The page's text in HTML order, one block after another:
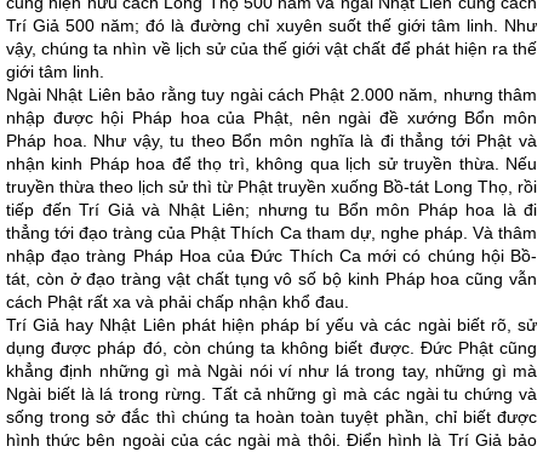
Trí Giả 500 năm; đó là đường chỉ xuyên suốt thế giới tâm linh. Như
vậy, chúng ta nhìn về lịch sử của thế giới vật chất để phát hiện ra thế
giới tâm linh.
Ngài Nhật Liên bảo rằng tuy ngài cách Phật 2.000 năm, nhưng thâm
nhập được hội Pháp hoa của Phật, nên ngài đề xướng Bổn môn
Pháp hoa. Như vậy, tu theo Bổn môn nghĩa là đi thẳng tới Phật và
nhận kinh Pháp hoa để thọ trì, không qua lịch sử truyền thừa. Nếu
truyền thừa theo lịch sử thì từ Phật truyền xuống Bồ-tát Long Thọ, rồi
tiếp đến Trí Giả và Nhật Liên; nhưng tu Bổn môn Pháp hoa là đi
thẳng tới đạo tràng của Phật Thích Ca tham dự, nghe pháp. Và thâm
nhập đạo tràng Pháp Hoa của Đức Thích Ca mới có chúng hội Bồ-
tát, còn ở đạo tràng vật chất tụng vô số bộ kinh Pháp hoa cũng vẫn
cách Phật rất xa và phải chấp nhận khổ đau.
Trí Giả hay Nhật Liên phát hiện pháp bí yếu và các ngài biết rõ, sử
dụng được pháp đó, còn chúng ta không biết được. Đức Phật cũng
khẳng định những gì mà Ngài nói ví như lá trong tay, những gì mà
Ngài biết là lá trong rừng. Tất cả những gì mà các ngài tu chứng và
sống trong sở đắc thì chúng ta hoàn toàn tuyệt phần, chỉ biết được
hình thức bên ngoài của các ngài mà thôi. Điển hình là Trí Giả bảo